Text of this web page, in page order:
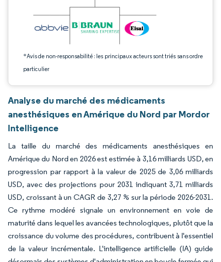
*Avis de non-responsabilité : les principaux acteurs sont triés sans ordre
particulier
Analyse du marché des médicaments
anesthésiques en Amérique du Nord par Mordor
Intelligence
La taille du marché des médicaments anesthésiques en
Amérique du Nord en 2026 est estimée à 3,16 milliards USD, en
progression par rapport à la valeur de 2025 de 3,06 milliards
USD, avec des projections pour 2031 indiquant 3,71 milliards
USD, croissant à un CAGR de 3,27 % sur la période 2026-2031.
Ce rythme modéré signale un environnement en voie de
maturité dans lequel les avancées technologiques, plutôt que la
croissance du volume des procédures, contribuent à l'essentiel
de la valeur incrémentale. L'intelligence artificielle (IA) guide